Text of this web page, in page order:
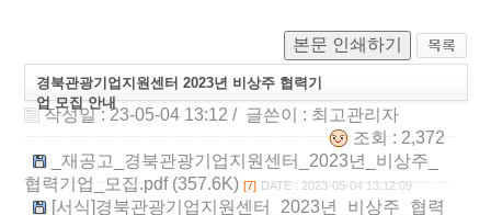
본문 인쇄하기
경북관광기업지원센터 2023년 비상주 협력기
업 모집 안내
작성일 : 23-05-04 13:12 / 글쓴이 : 최고관리자
조회 : 2,372
_재공고_경북관광기업지원센터_2023년_비상주_
협력기업_모집.pdf (357.6K) [7] DATE : 2023-05-04 13:12:09
[서식]경북관광기업지원센터_2023년_비상주_협력